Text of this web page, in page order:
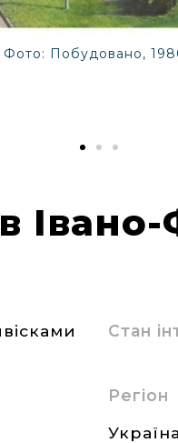
Фото: Побудовано,
Івано-
Стан
Регіон
Україна